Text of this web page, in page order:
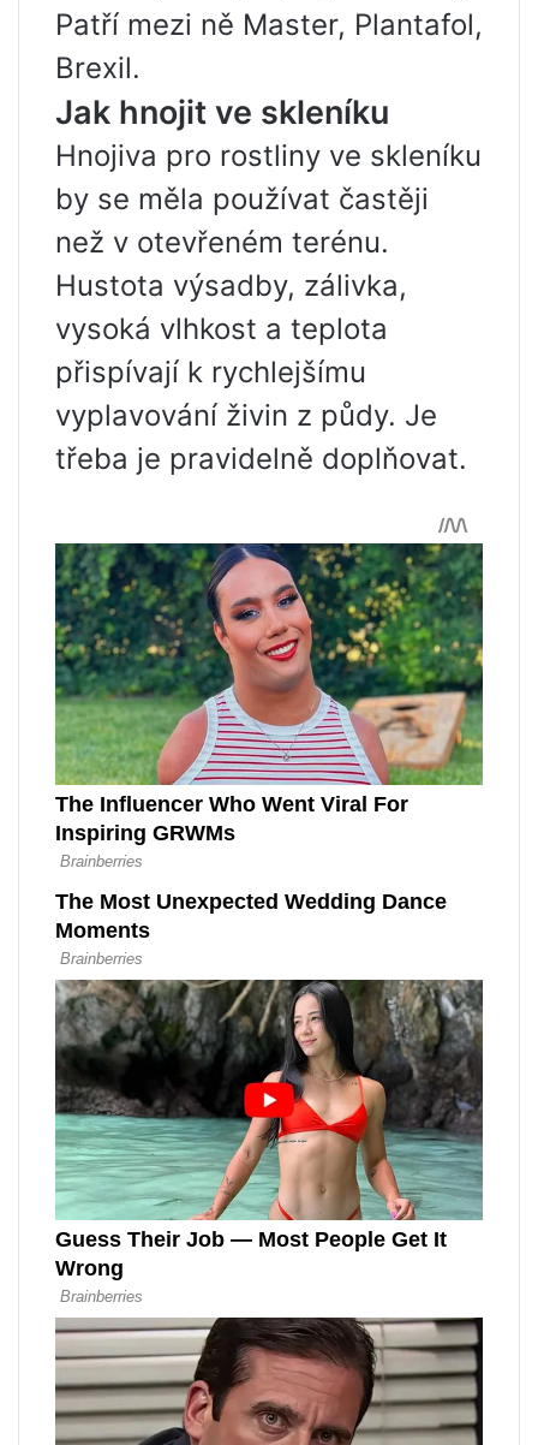
Patří mezi ně Master, Plantafol,
Brexil.
Jak hnojit ve skleníku
Hnojiva pro rostliny ve skleníku
by se měla používat častěji
než v otevřeném terénu.
Hustota výsadby, zálivka,
vysoká vlhkost a teplota
přispívají k rychlejšímu
vyplavování živin z půdy. Je
třeba je pravidelně doplňovat.